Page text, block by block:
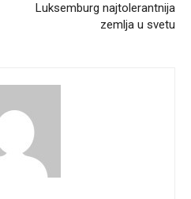
Luksemburg najtolerantnija
zemlja u svetu